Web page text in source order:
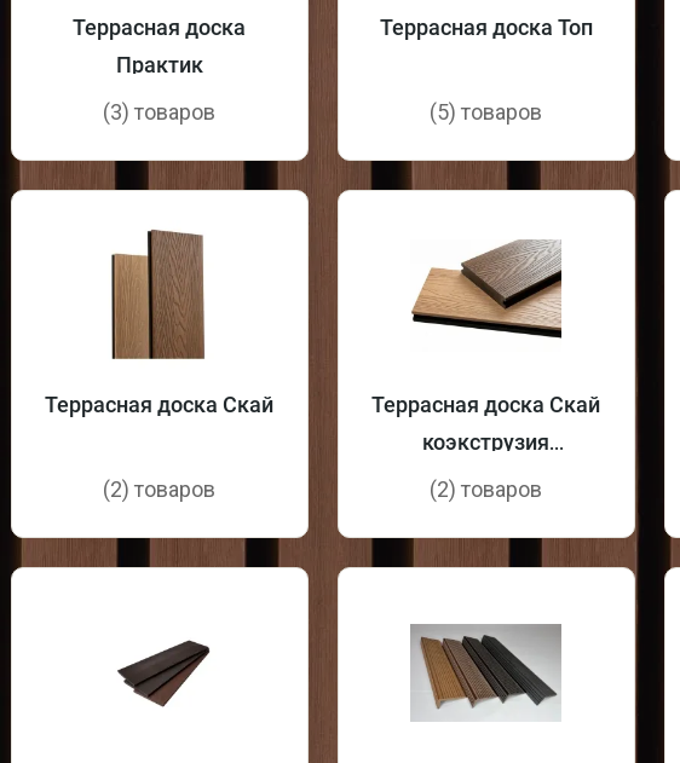
Террасная доска
Практик
(3) товаров
Террасная доска Топ
(5) товаров
Террасная доска Скай
(2) товаров
Террасная доска Скай
коэкструзия
полнотелая
(2) товаров